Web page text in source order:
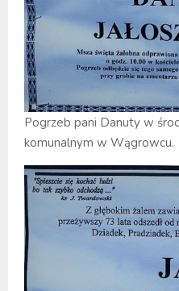
Pogrzeb pani Danuty w
komunalnym w Wągrowcu.